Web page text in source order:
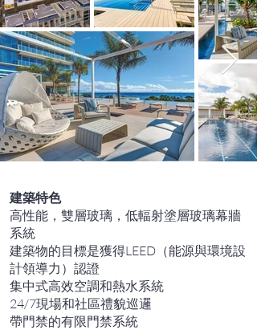
建築特色
高性能，雙層玻璃，低輻射塗層玻璃幕牆
系統
建築物的目標是獲得LEED（能源與環境設
計領導力）認證
集中式高效空調和熱水系統
24/7現場和社區禮貌巡邏
帶門禁的有限門禁系統